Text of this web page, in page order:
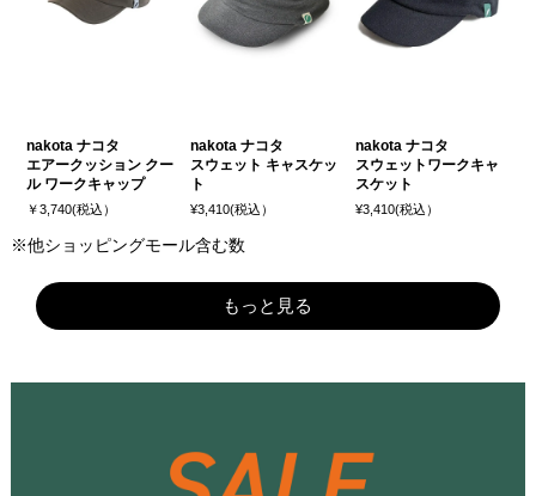
nakota ナコタ
エアークッション クー
ル ワークキャップ
￥3,740(税込）
nakota ナコタ
スウェット キャスケッ
ト
¥3,410(税込）
nakota ナコタ
スウェットワークキャ
スケット
¥3,410(税込）
※他ショッピングモール含む数
もっと見る